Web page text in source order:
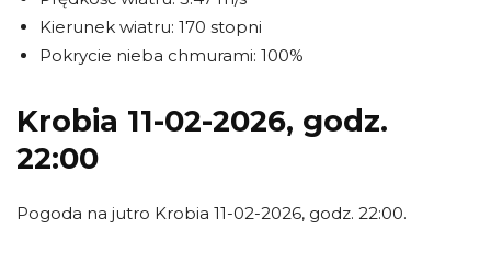
Kierunek wiatru: 170 stopni
Pokrycie nieba chmurami: 100%
Krobia 11-02-2026, godz.
22:00
Pogoda na jutro Krobia 11-02-2026, godz. 22:00.